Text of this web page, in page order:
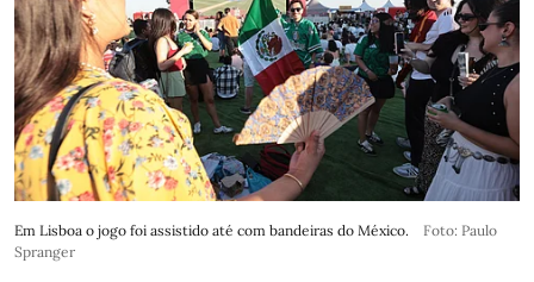
Em Lisboa o jogo foi assistido até com bandeiras do México.
Foto: Paulo
Spranger